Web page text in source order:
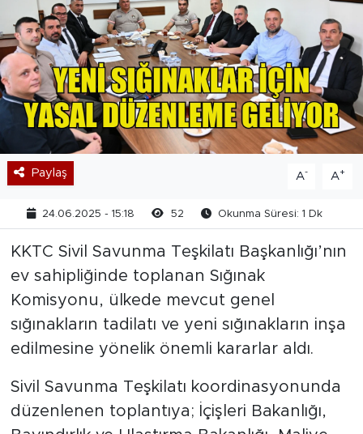
Paylaş A- A+
24.06.2025 - 15:18 52 Okunma Süresi: 1 Dk
KKTC Sivil Savunma Teşkilatı Başkanlığı’nın
ev sahipliğinde toplanan Sığınak
Komisyonu, ülkede mevcut genel
sığınakların tadilatı ve yeni sığınakların inşa
edilmesine yönelik önemli kararlar aldı.
Sivil Savunma Teşkilatı koordinasyonunda
düzenlenen toplantıya; İçişleri Bakanlığı,